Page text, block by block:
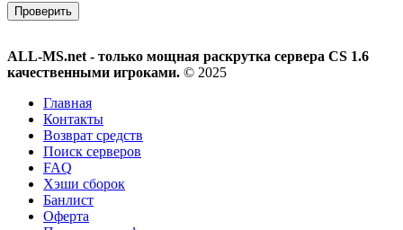
Проверить
ALL-MS.net - только мощная раскрутка сервера CS 1.6
качественными игроками. © 2025
Главная
Контакты
Возврат средств
Поиск серверов
FAQ
Хэши сборок
Банлист
Оферта